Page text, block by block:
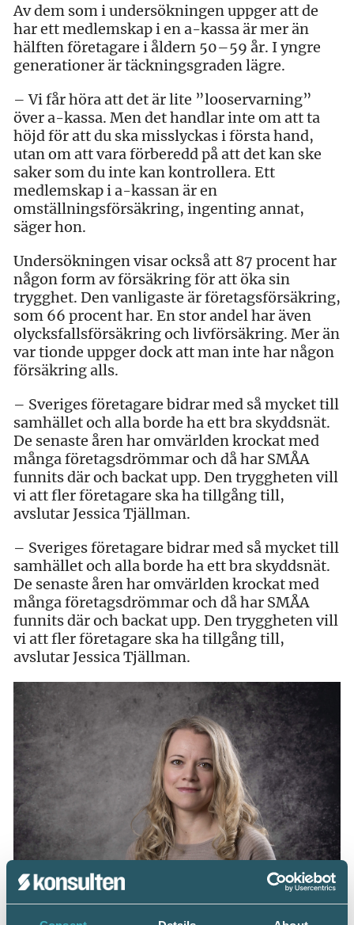
Av dem som i undersökningen uppger att de
har ett medlemskap i en a-kassa är mer än
hälften företagare i åldern 50–59 år. I yngre
generationer är täckningsgraden lägre.
– Vi får höra att det är lite ”looservarning”
över a-kassa. Men det handlar inte om att ta
höjd för att du ska misslyckas i första hand,
utan om att vara förberedd på att det kan ske
saker som du inte kan kontrollera. Ett
medlemskap i a-kassan är en
omställningsförsäkring, ingenting annat,
säger hon.
Undersökningen visar också att 87 procent har
någon form av försäkring för att öka sin
trygghet. Den vanligaste är företagsförsäkring,
som 66 procent har. En stor andel har även
olycksfallsförsäkring och livförsäkring. Mer än
var tionde uppger dock att man inte har någon
försäkring alls.
– Sveriges företagare bidrar med så mycket till
samhället och alla borde ha ett bra skyddsnät.
De senaste åren har omvärlden krockat med
många företagsdrömmar och då har SMÅA
funnits där och backat upp. Den tryggheten vill
vi att fler företagare ska ha tillgång till,
avslutar Jessica Tjällman.
– Sveriges företagare bidrar med så mycket till
samhället och alla borde ha ett bra skyddsnät.
De senaste åren har omvärlden krockat med
många företagsdrömmar och då har SMÅA
funnits där och backat upp. Den tryggheten vill
vi att fler företagare ska ha tillgång till,
avslutar Jessica Tjällman.